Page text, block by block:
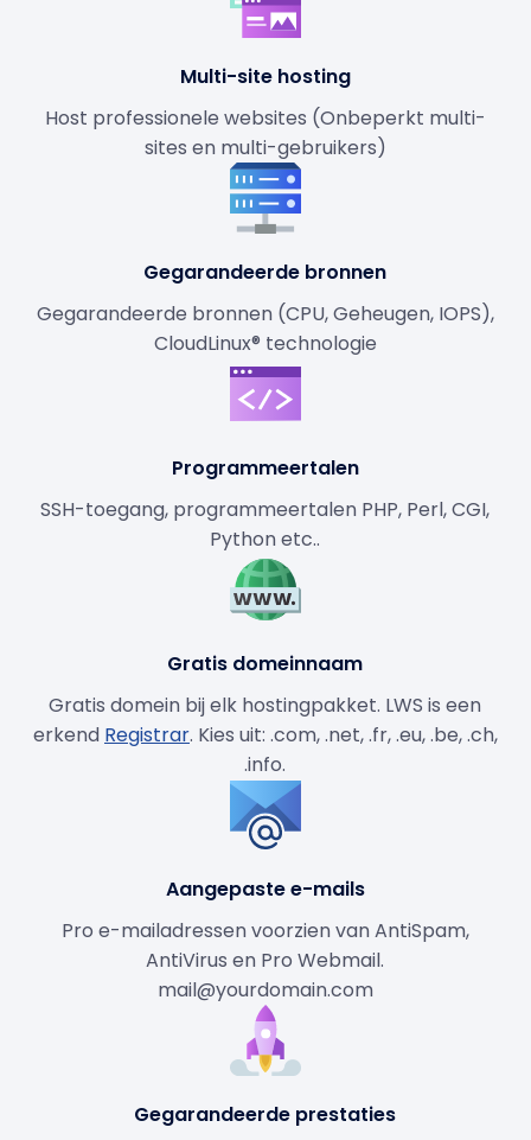
Multi-site hosting
Host professionele websites (Onbeperkt multi-
sites en multi-gebruikers)
Gegarandeerde bronnen
Gegarandeerde bronnen (CPU, Geheugen, IOPS),
CloudLinux® technologie
Programmeertalen
SSH-toegang, programmeertalen PHP, Perl, CGI,
Python etc..
Gratis domeinnaam
Gratis domein bij elk hostingpakket. LWS is een
erkend Registrar. Kies uit: .com, .net, .fr, .eu, .be, .ch,
.info.
Aangepaste e-mails
Pro e-mailadressen voorzien van AntiSpam,
AntiVirus en Pro Webmail.
mail@yourdomain.com
Gegarandeerde prestaties